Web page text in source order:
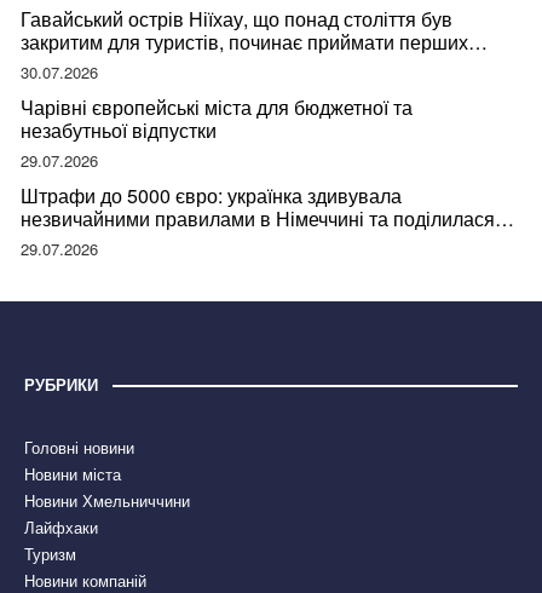
Гавайський острів Ніїхау, що понад століття був
закритим для туристів, починає приймати перших
відвідувачів
30.07.2026
Чарівні європейські міста для бюджетної та
незабутньої відпустки
29.07.2026
Штрафи до 5000 євро: українка здивувала
незвичайними правилами в Німеччині та поділилася
правдою
29.07.2026
РУБРИКИ
Головні новини
Новини міста
Новини Хмельниччини
Лайфхаки
Туризм
Новини компаній